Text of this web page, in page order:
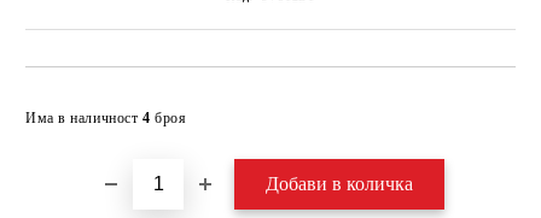
Има в наличност 4 броя